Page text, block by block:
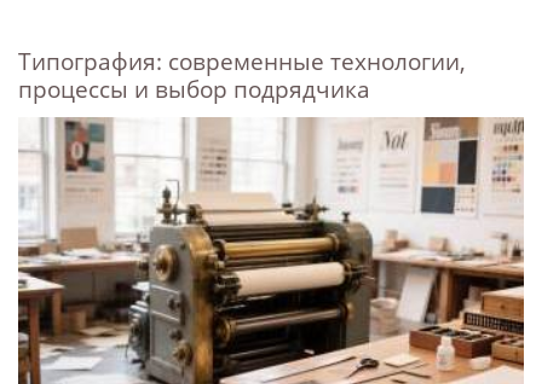
Типография: современные технологии,
процессы и выбор подрядчика